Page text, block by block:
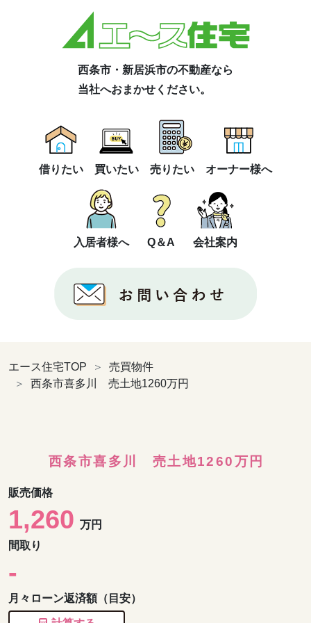
西条市・新居浜市の不動産なら
当社へおまかせください。
借りたい 買いたい 売りたい オーナー様へ
入居者様へ Q＆A 会社案内
エース住宅TOP
売買物件
西条市喜多川 売土地1260万円
西条市喜多川 売土地1260万円
販売価格
1,260 万円
間取 り
-
月々ローン返済額（目安）